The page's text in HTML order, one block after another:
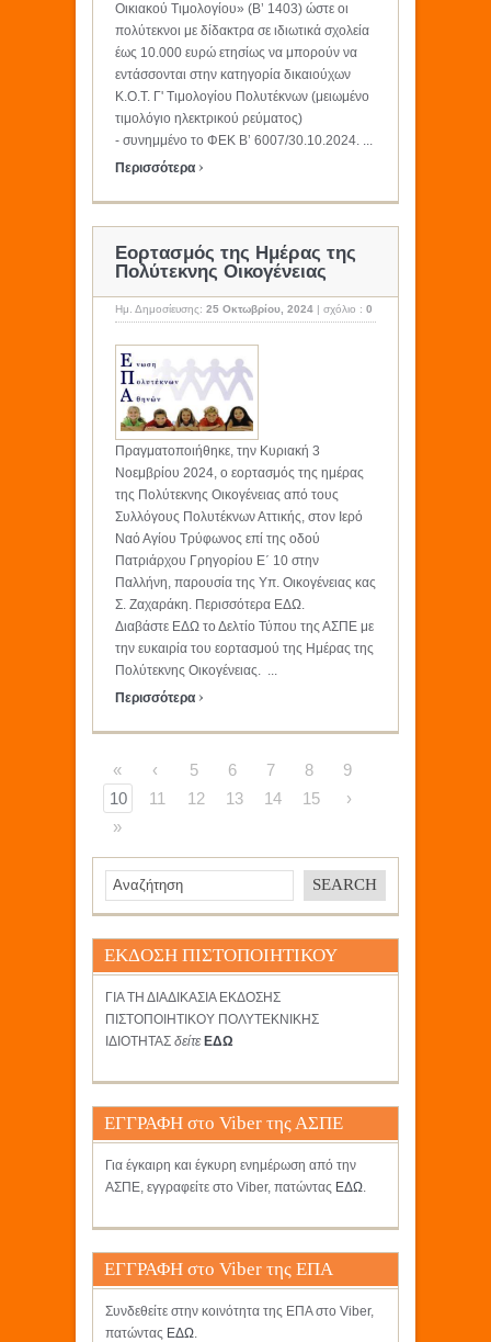
Οικιακού Τιμολογίου» (Β’ 1403) ώστε οι
πολύτεκνοι με δίδακτρα σε ιδιωτικά σχολεία
έως 10.000 ευρώ ετησίως να μπορούν να
εντάσσονται στην κατηγορία δικαιούχων
Κ.Ο.Τ. Γ' Τιμολογίου Πολυτέκνων (μειωμένο
τιμολόγιο ηλεκτρικού ρεύματος)
- συνημμένο το ΦΕΚ Β’ 6007/30.10.2024. ...
Περισσότερα ›
Εορτασμός της Ημέρας της
Πολύτεκνης Οικογένειας
Ημ. Δημοσίευσης: 25 Οκτωβρίου, 2024 | σχόλιο : 0
Πραγματοποιήθηκε, την Κυριακή 3
Νοεμβρίου 2024, o εορτασμός της ημέρας
της Πολύτεκνης Οικογένειας από τους
Συλλόγους Πολυτέκνων Αττικής, στον Ιερό
Ναό Αγίου Τρύφωνος επί της οδού
Πατριάρχου Γρηγορίου Ε΄ 10 στην
Παλλήνη, παρουσία της Υπ. Οικογένειας κας
Σ. Ζαχαράκη. Περισσότερα ΕΔΩ.
Διαβάστε ΕΔΩ το Δελτίο Τύπου της ΑΣΠΕ με
την ευκαιρία του εορτασμού της Ημέρας της
Πολύτεκνης Οικογένειας. ...
Περισσότερα ›
« ‹ 5 6 7 8
9
10
11 12 13 14 15
›
»
ΕΚΔΟΣΗ ΠΙΣΤΟΠΟΙΗΤΙΚΟΥ
ΓΙΑ ΤΗ ΔΙΑΔΙΚΑΣΙΑ ΕΚΔΟΣΗΣ
ΠΙΣΤΟΠΟΙΗΤΙΚΟΥ ΠΟΛΥΤΕΚΝΙΚΗΣ
ΙΔΙΟΤΗΤΑΣ δείτεΕΔΩ
ΕΓΓΡΑΦΗ στο Viber της ΑΣΠΕ
Για έγκαιρη και έγκυρη ενημέρωση από την
ΑΣΠΕ, εγγραφείτε στο Viber, πατώντας ΕΔΩ
ΕΓΓΡΑΦΗ στο Viber της ΕΠΑ
Συνδεθείτε στην κοινότητα της ΕΠΑ στο Viber,
πατώντας ΕΔΩ